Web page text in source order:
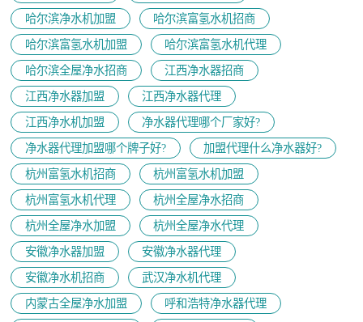
哈尔滨净水机加盟
哈尔滨富氢水机招商
哈尔滨富氢水机加盟
哈尔滨富氢水机代理
哈尔滨全屋净水招商
江西净水器招商
江西净水器加盟
江西净水器代理
江西净水机加盟
净水器代理哪个厂家好?
净水器代理加盟哪个牌子好?
加盟代理什么净水器好?
杭州富氢水机招商
杭州富氢水机加盟
杭州富氢水机代理
杭州全屋净水招商
杭州全屋净水加盟
杭州全屋净水代理
安徽净水器加盟
安徽净水器代理
安徽净水机招商
武汉净水机代理
内蒙古全屋净水加盟
呼和浩特净水器代理